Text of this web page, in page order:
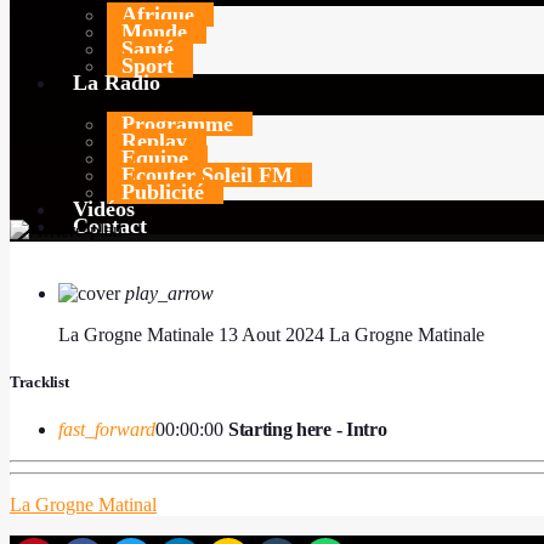
Afrique
Monde
Santé
Sport
La Radio
Programme
Replay
Equipe
Ecouter Soleil FM
Publicité
Vidéos
Contact
LA GROGNE MATINALETODAY7 AOÛT 2026 176
play_arrow
La Grogne Matinale 13 Aout 2024 La Grogne Matinale
Tracklist
fast_forward00:00:00 Starting here - Intro
La Grogne Matinal